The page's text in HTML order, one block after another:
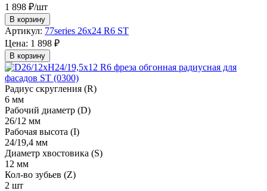
1 898 ₽/шт
В корзину
Артикул: 77series 26х24 R6 ST
Цена: 1 898 ₽
В корзину
Радиус скругления (R)
6 мм
Рабочий диаметр (D)
26/12 мм
Рабочая высота (I)
24/19,4 мм
Диаметр хвостовика (S)
12 мм
Кол-во зубьев (Z)
2 шт